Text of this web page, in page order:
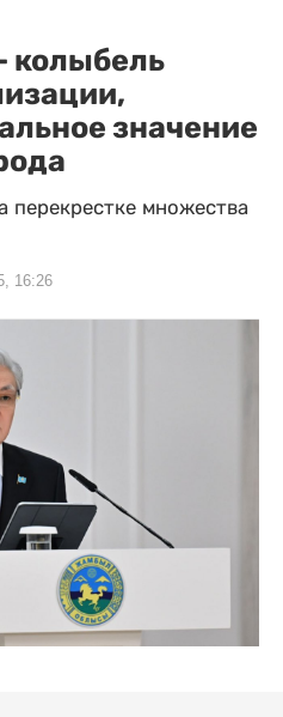
колыбель
значение
перекрестке множества
16:26